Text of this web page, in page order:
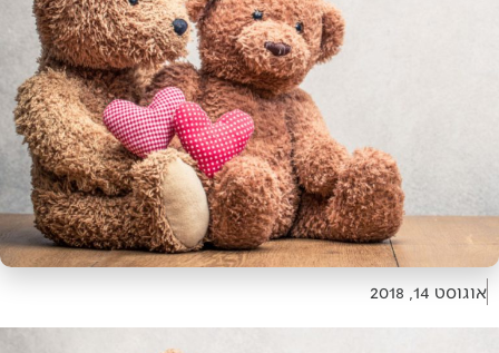
אוגוסט 14, 2018